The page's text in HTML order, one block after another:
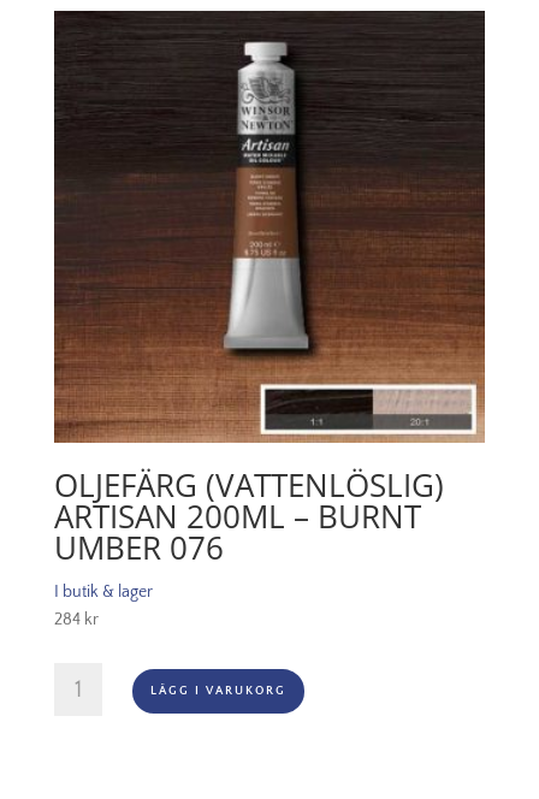
OLJEFÄRG (VATTENLÖSLIG)
ARTISAN 200ML – BURNT
UMBER 076
I butik & lager
284 kr
(vattenlöslig)
LÄGG I VARUKORG